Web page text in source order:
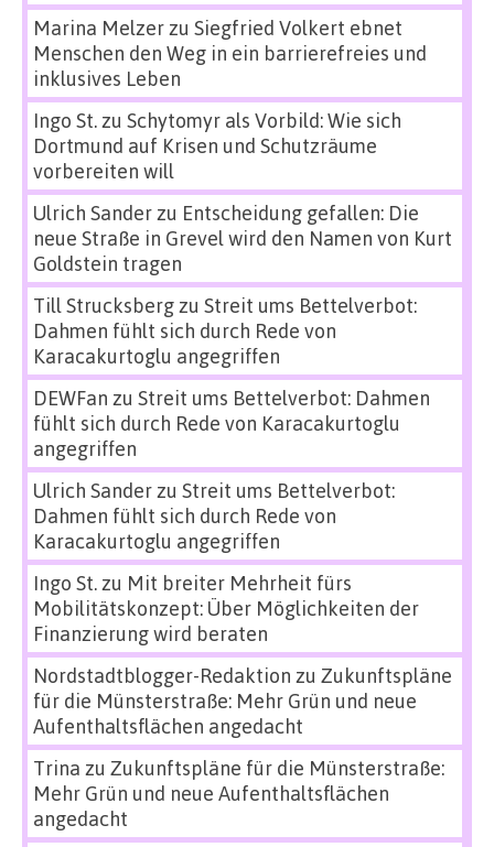
Marina Melzerzu Siegfried Volkert ebnet
Menschen den Weg in ein barrierefreies und
inklusives Leben
Ingo St.zu Schytomyr als Vorbild: Wie sich
Dortmund auf Krisen und Schutzräume
vorbereiten will
Ulrich Sanderzu Entscheidung gefallen: Die
neue Straße in Grevel wird den Namen von Kurt
Goldstein tragen
Till Strucksbergzu Streit ums Bettelverbot:
Dahmen fühlt sich durch Rede von
Karacakurtoglu angegriffen
DEWFan zu Streit ums Bettelverbot: Dahmen
fühlt sich durch Rede von Karacakurtoglu
angegriffen
Ulrich Sanderzu Streit ums Bettelverbot:
Dahmen fühlt sich durch Rede von
Karacakurtoglu angegriffen
Ingo St.zu Mit breiter Mehrheit fürs
Mobilitätskonzept: Über Möglichkeiten der
Finanzierung wird beraten
Nordstadtblogger-Redaktion zu Zukunftspläne
für die Münsterstraße: Mehr Grün und neue
Aufenthaltsflächen angedacht
Trina zu Zukunftspläne für die Münsterstraße:
Mehr Grün und neue Aufenthaltsflächen
angedacht